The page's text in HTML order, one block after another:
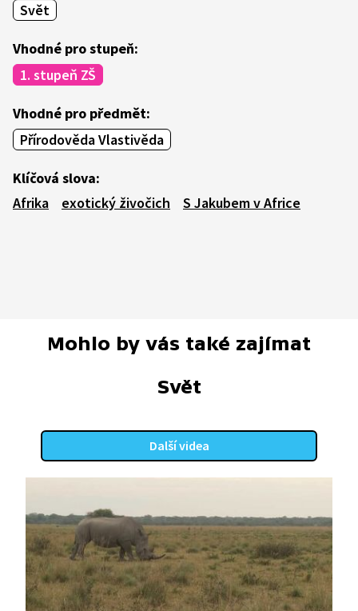
Svět
Vhodné pro stupeň:
1. stupeň ZŠ
Vhodné pro předmět:
Přírodověda Vlastivěda
Klíčová slova:
Afrika
exotický živočich S Jakubem v Africe
Mohlo by vás také zajímat
Svět
Další videa